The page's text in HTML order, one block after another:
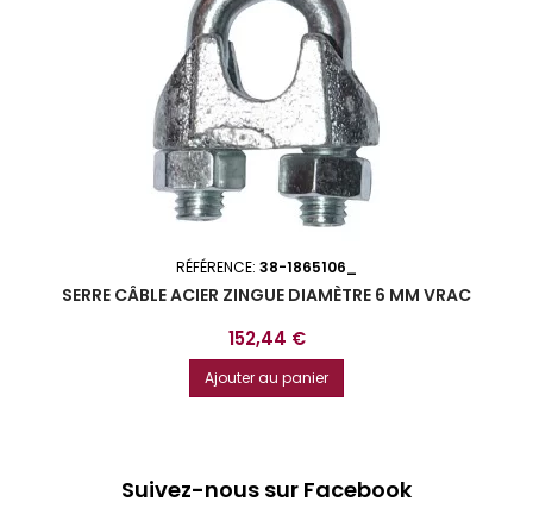
RÉFÉRENCE: 38-1865106_
SERRE CÂBLE ACIER ZINGUE DIAMÈTRE 6 MM VRAC
Prix
152,44 €
Ajouter au panier
Suivez-nous sur Facebook